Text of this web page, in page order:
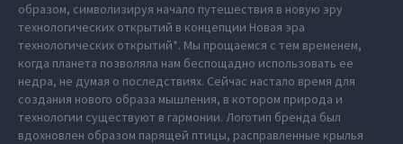
образом, символизируя начало путешествия в новую эру
технологических открытий в концепции Новая эра
технологических открытий*. Мы прощаемся с тем временем,
когда планета позволяла нам беспощадно использовать ее
недра, не думая о последствиях. Сейчас настало время для
создания нового образа мышления, в котором природа и
технологии существуют в гармонии. Логотип бренда был
вдохновлен образом парящей птицы, расправленные крылья